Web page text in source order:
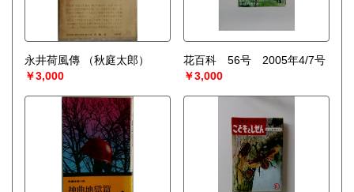
永井荷風傳
（秋庭太郎）
￥3,000
花百科 56号 2005年4/7号
￥3,000